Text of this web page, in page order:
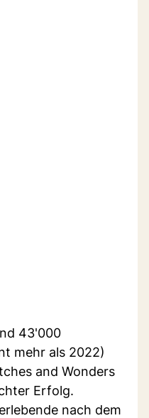
43'000
mehr als 2022)
and Wonders
Erfolg.
nach dem